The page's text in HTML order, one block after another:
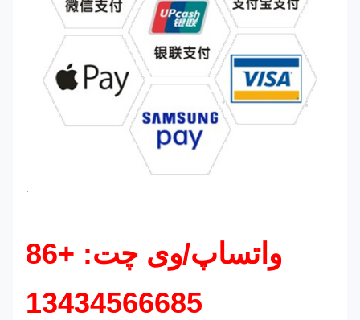
`
واتساپ/وی چت: +86
13434566685